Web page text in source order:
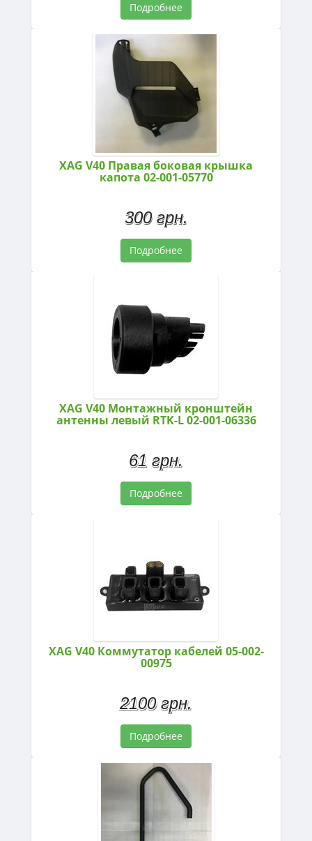
Подробнее
XAG V40 Правая боковая крышка
капота 02-001-05770
300 грн.
Подробнее
XAG V40 Монтажный кронштейн
антенны левый RTK-L 02-001-06336
61 грн.
Подробнее
XAG V40 Коммутатор кабелей 05-002-
00975
2100 грн.
Подробнее